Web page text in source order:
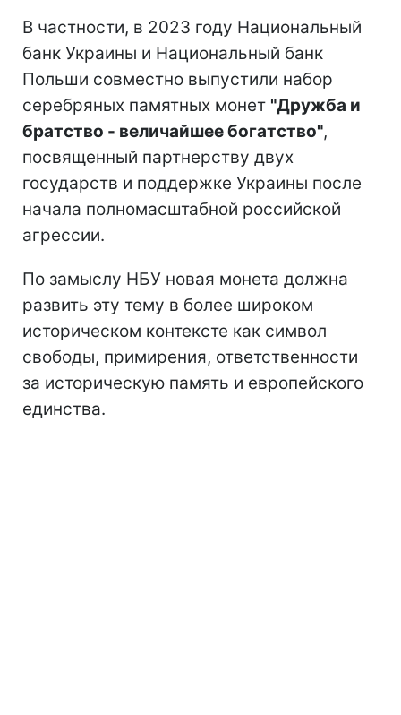
В частности, в 2023 году Национальный
банк Украины и Национальный банк
Польши совместно выпустили набор
серебряных памятных монет "Дружба и
братство - величайшее богатство",
посвященный партнерству двух
государств и поддержке Украины после
начала полномасштабной российской
агрессии.
По замыслу НБУ новая монета должна
развить эту тему в более широком
историческом контексте как символ
свободы, примирения, ответственности
за историческую память и европейского
единства.